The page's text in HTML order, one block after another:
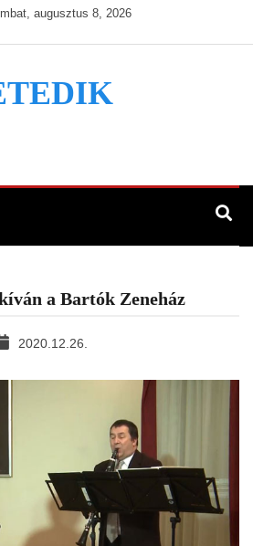
augusztus 8, 2026
a Bartók Zeneház
2020.12.26.